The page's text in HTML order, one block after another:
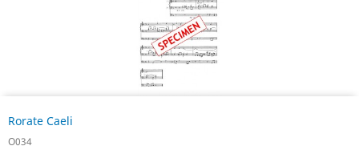
Rorate Caeli
O034